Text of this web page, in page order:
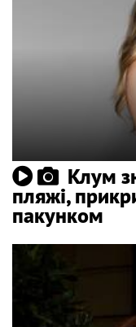
Клум
пляжі,
пакунком